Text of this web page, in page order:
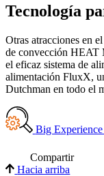
Tecnología
Otras atracciones en
de convección HEAT
el eficaz sistema de
alimentación FluxX,
Dutchman en todo el
Big Experience
Compartir
Hacia arriba